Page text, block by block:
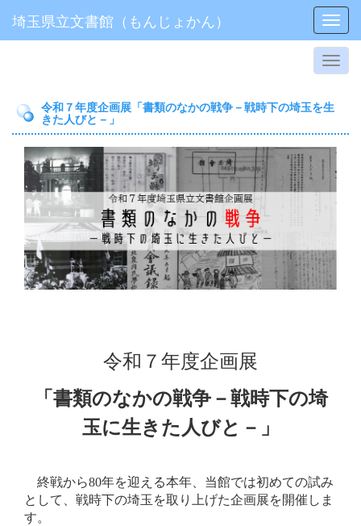
埼玉県立文書館（もんじょかん）
令和７年度企画展「書類のなかの戦争－戦時下の埼玉を生
きた人びと－」
令和７年度企画展
「書類のなかの戦争－戦時下の埼
玉に生きた人びと－」
終戦から80年を迎える本年、当館では初めての試み
として、戦時下の埼玉を取り上げた企画展を開催しま
す。